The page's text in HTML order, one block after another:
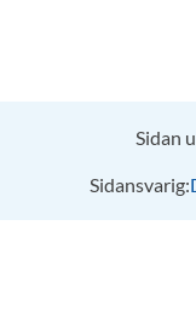
Sidan
Sidansvarig: